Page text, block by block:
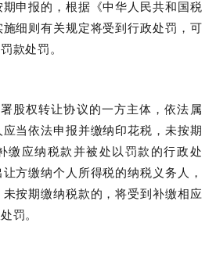
申报的，根据《中华人民共和国税
细则有关规定将受到行政处罚，可
款处罚。
股权转让协议的一方主体，依法属
当依法申报并缴纳印花税，未按期
缴应纳税款并被处以罚款的行政处
方缴纳个人所得税的纳税义务人，
按期缴纳税款的，将受到补缴相应
罚。